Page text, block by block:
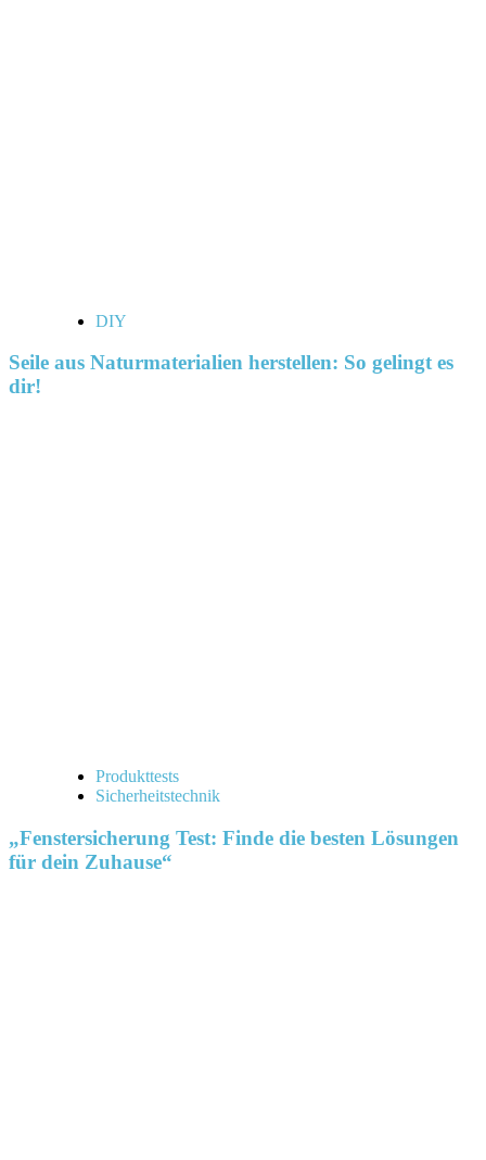
DIY
Seile aus Naturmaterialien herstellen: So gelingt es
dir!
Produkttests
Sicherheitstechnik
„Fenstersicherung Test: Finde die besten Lösungen
für dein Zuhause“